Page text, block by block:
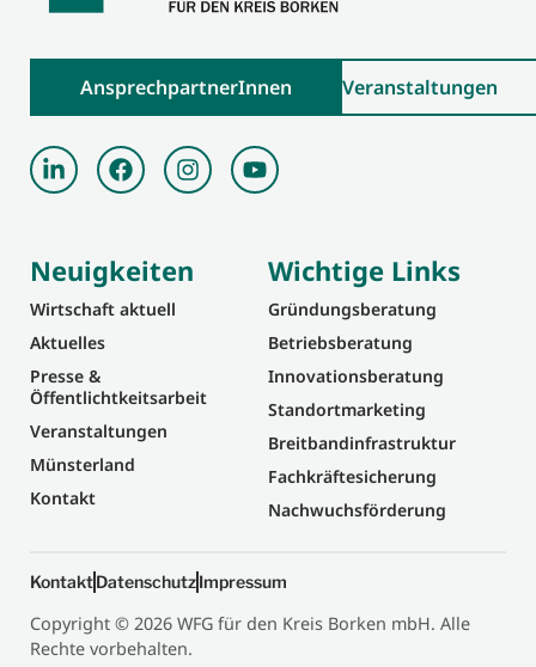
AnsprechpartnerInnen Veranstaltungen
Neuigkeiten
Wirtschaft aktuell
Aktuelles
Presse &
Öffentlichtkeitsarbeit
Veranstaltungen
Münsterland
Kontakt
Wichtige Links
Gründungsberatung
Betriebsberatung
Innovationsberatung
Standortmarketing
Breitbandinfrastruktur
Fachkräftesicherung
Nachwuchsförderung
Copyright © 2026 WFG für den Kreis Borken mbH. Alle
Rechte vorbehalten.
KontaktDatenschutzImpressum